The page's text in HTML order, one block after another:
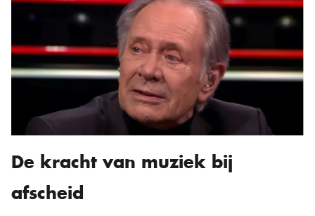
De kracht van muziek bij
afscheid